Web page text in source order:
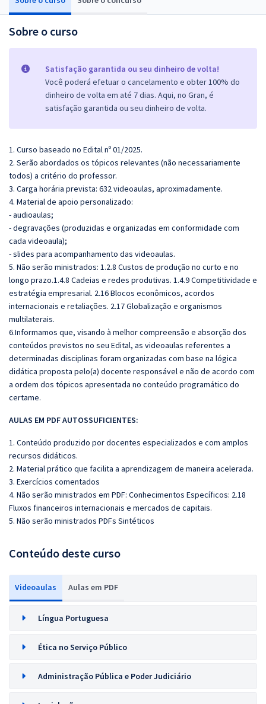
Sobre o curso
Satisfação garantida ou seu dinheiro de volta!
Você poderá efetuar o cancelamento e obter 100% do
dinheiro de volta em até 7 dias. Aqui, no Gran, é
satisfação garantida ou seu dinheiro de volta.
1. Curso baseado no Edital nº 01/2025.
2. Serão abordados os tópicos relevantes (não necessariamente
todos) a critério do professor.
3. Carga horária prevista: 632 videoaulas, aproximadamente.
4. Material de apoio personalizado:
- audioaulas;
- degravações (produzidas e organizadas em conformidade com
cada videoaula);
- slides para acompanhamento das videoaulas.
5. Não serão ministrados: 1.2.8 Custos de produção no curto e no
longo prazo.1.4.8 Cadeias e redes produtivas. 1.4.9 Competitividade e
estratégia empresarial. 2.16 Blocos econômicos, acordos
internacionais e retaliações. 2.17 Globalização e organismos
multilaterais.
6.Informamos que, visando à melhor compreensão e absorção dos
conteúdos previstos no seu Edital, as videoaulas referentes a
determinadas disciplinas foram organizadas com base na lógica
didática proposta pelo(a) docente responsável e não de acordo com
a ordem dos tópicos apresentada no conteúdo programático do
certame.
AULAS EM PDF AUTOSSUFICIENTES:
1. Conteúdo produzido por docentes especializados e com amplos
recursos didáticos.
2. Material prático que facilita a aprendizagem de maneira acelerada.
3. Exercícios comentados
4. Não serão ministrados em PDF: Conhecimentos Específicos: 2.18
Fluxos financeiros internacionais e mercados de capitais.
5. Não serão ministrados PDFs Sintéticos
Conteúdo deste curso
Videoaulas Aulas em PDF
Língua Portuguesa
Ética no Serviço Público
Administração Pública e Poder Judiciário